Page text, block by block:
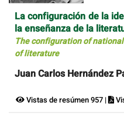
La configuración de la
la enseñanza de la
The configuration of
of literature
Juan Carlos Hernández
Vistas de resúmen 957 |